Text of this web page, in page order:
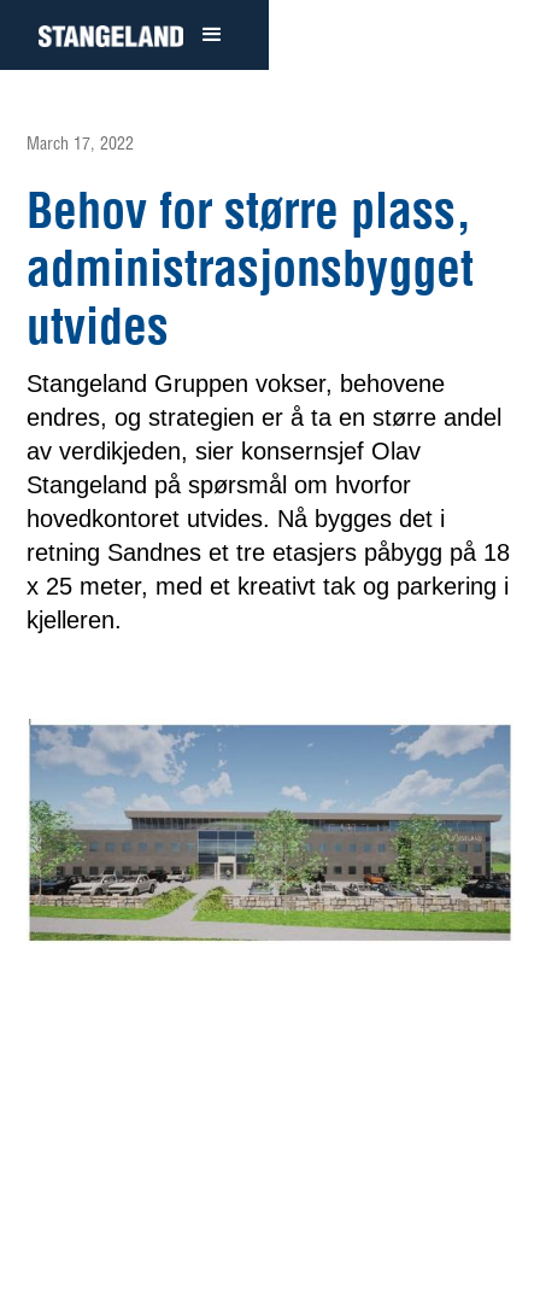
March 17, 2022
Behov for større plass,
administrasjonsbygget
utvides
Stangeland Gruppen vokser, behovene
endres, og strategien er å ta en større andel
av verdikjeden, sier konsernsjef Olav
Stangeland på spørsmål om hvorfor
hovedkontoret utvides. Nå bygges det i
retning Sandnes et tre etasjers påbygg på 18
x 25 meter, med et kreativt tak og parkering i
kjelleren.